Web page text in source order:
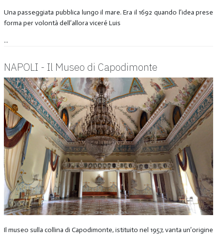
Una passeggiata pubblica lungo il mare. Era il 1692 quando l’idea prese
forma per volontà dell’allora viceré Luis
...
NAPOLI - Il Museo di Capodimonte
Il museo sulla collina di Capodimonte, istituito nel 1957, vanta un’origine